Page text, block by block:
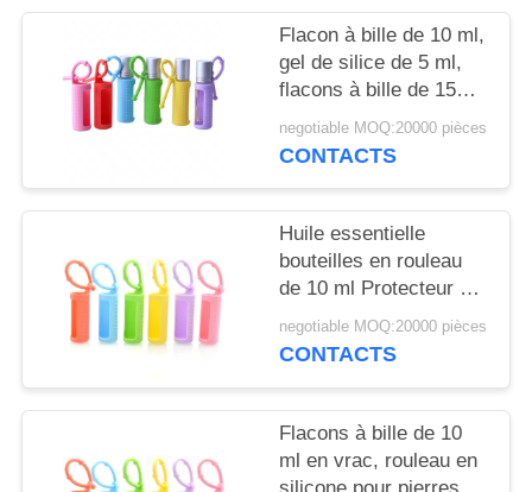
CONTACTEZ-
NOUS
NOUVELLES
CAS
DEMANDEZ
Flacon à bille de 10 ml,
gel de silice de 5 ml,
flacons à bille de 15
ml, portable, monté sur
cordon, flacon à bille
pour flacon
negotiable MOQ:20000 pièces
CONTACTS
Huile essentielle
bouteilles en rouleau
de 10 ml Protecteur à
manches en silicone
coloré Pour les
negotiable MOQ:20000 pièces
CONTACTS
Flacons à bille de 10
ml en vrac, rouleau en
silicone pour pierres